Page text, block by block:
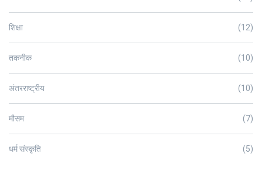
शिक्षा (12)
तकनीक (10)
अंतरराष्ट्रीय (10)
मौसम (7)
धर्म संस्कृति (5)